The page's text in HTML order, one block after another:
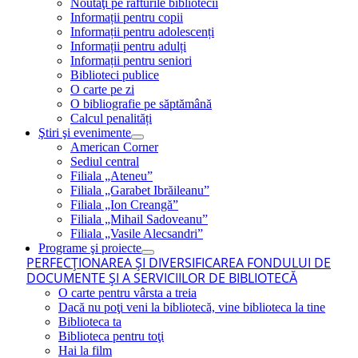
Noutăţi pe rafturile bibliotecii
Informații pentru copii
Informații pentru adolescenți
Informații pentru adulți
Informații pentru seniori
Biblioteci publice
O carte pe zi
O bibliografie pe săptămână
Calcul penalități
Ştiri şi evenimente
American Corner
Sediul central
Filiala „Ateneu”
Filiala „Garabet Ibrăileanu”
Filiala „Ion Creangă”
Filiala „Mihail Sadoveanu”
Filiala „Vasile Alecsandri”
Programe şi proiecte
PERFECŢIONAREA ŞI DIVERSIFICAREA FONDULUI DE
DOCUMENTE ŞI A SERVICIILOR DE BIBLIOTECĂ
O carte pentru vârsta a treia
Dacă nu poţi veni la bibliotecă, vine biblioteca la tine
Biblioteca ta
Biblioteca pentru toţi
Hai la film